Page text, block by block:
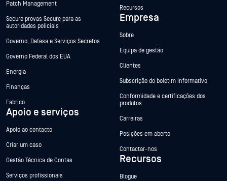
Patch Management
Secure provas Secure para as
autoridades policiais
Governo, Defesa e Serviços Secretos
Governo Federal dos EUA
Energia
Finanças
Fabrico
Apoio e serviços
Apoio ao contacto
Criar um caso
Gestão Técnica de Contas
Serviços profissionais
Recursos
Empresa
Sobre
Equipa de gestão
Clientes
Subscrição do boletim informativo
Conformidade e certificações dos
produtos
Carreiras
Posições em aberto
Contactar-nos
Recursos
Blogue